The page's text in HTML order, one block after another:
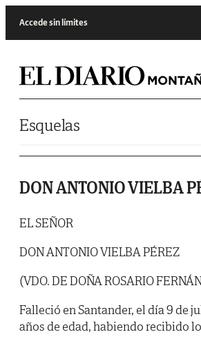
Accede sin límites
Esquelas
DON ANTONIO VIELBA
EL SEÑOR
DON ANTONIO VIELBA PÉREZ
(VDO. DE DOÑA ROSARIO
Falleció en Santander, el día 9 de
años de edad, habiendo recibido